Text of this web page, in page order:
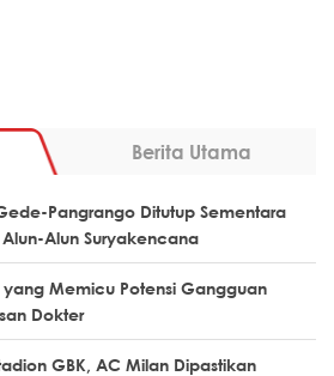
Berita Utama
Pangrango Ditutup Sementara
Alun Suryakencana
Memicu Potensi Gangguan
Dokter
GBK, AC Milan Dipastikan